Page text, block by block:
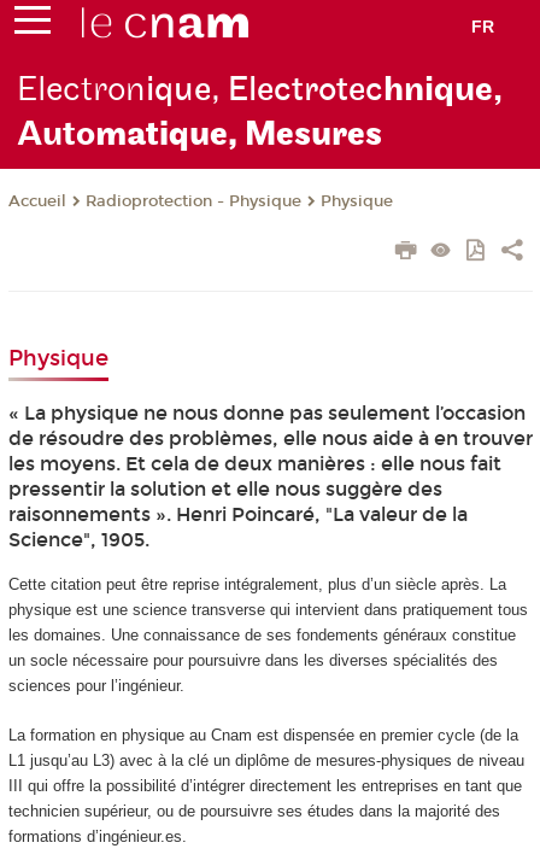
FR
Electronique, Electrotechnique,
Automatique, Mesures
Accueil Radioprotection - Physique Physique
Physique
« La physique ne nous donne pas seulement l’occasion
de résoudre des problèmes, elle nous aide à en trouver
les moyens. Et cela de deux manières : elle nous fait
pressentir la solution et elle nous suggère des
raisonnements ». Henri Poincaré, "La valeur de la
Science", 1905.
Cette citation peut être reprise intégralement, plus d’un siècle après. La
physique est une science transverse qui intervient dans pratiquement tous
les domaines. Une connaissance de ses fondements généraux constitue
un socle nécessaire pour poursuivre dans les diverses spécialités des
sciences pour l’ingénieur.
La formation en physique au Cnam est dispensée en premier cycle (de la
L1 jusqu’au L3) avec à la clé un diplôme de mesures-physiques de niveau
III qui offre la possibilité d’intégrer directement les entreprises en tant que
technicien supérieur, ou de poursuivre ses études dans la majorité des
formations d’ingénieur.es.